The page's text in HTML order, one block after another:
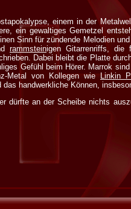
einem in der
ein gewaltiges Gemetzel
Sinn für zündende Melodien und
rammsteinigen Gitarrenriffs, die
Dabei bleibt die Platte
Gefühl beim Hörer. Marrok
Metal von Kollegen wie
Linkin
handwerkliche Können,
dürfte an der Scheibe nichts